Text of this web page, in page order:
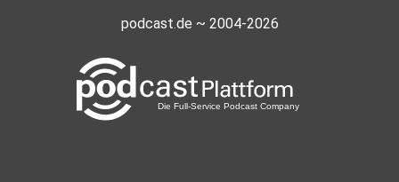
podcast.de ~ 2004-2026